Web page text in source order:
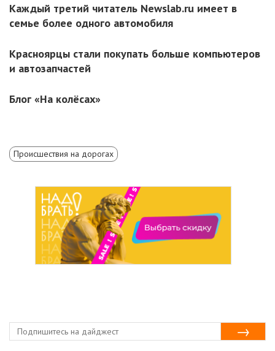
Каждый третий читатель Newslab.ru имеет в
семье более одного автомобиля
Красноярцы стали покупать больше компьютеров
и автозапчастей
Блог «На колёсах»
Происшествия на дорогах